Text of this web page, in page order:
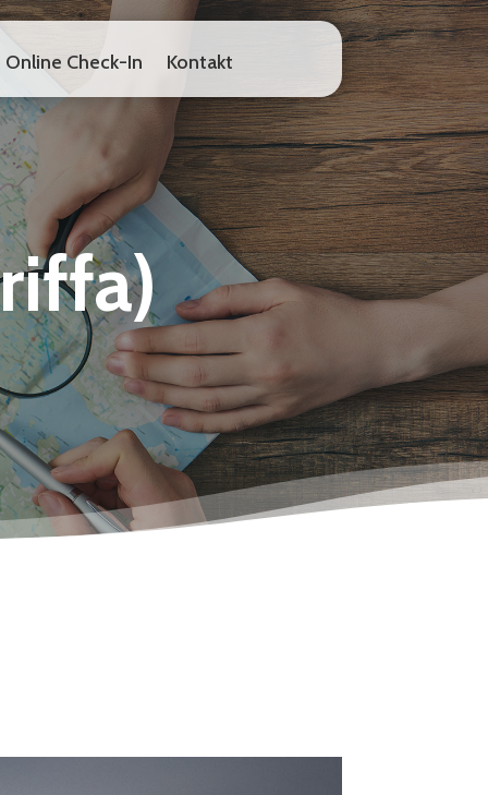
Online Check-In Kontakt